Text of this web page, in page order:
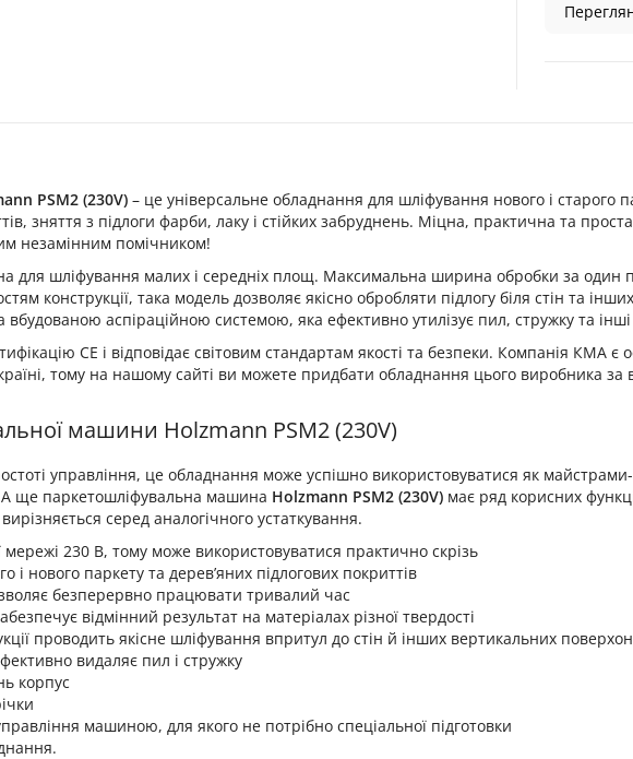
PSM2 (230V) – це універсальне обладнання для шліфування нового і старого
зняття з підлоги фарби, лаку і стійких забруднень. Міцна, практична та
незамінним помічником!
для шліфування малих і середніх площ. Максимальна ширина обробки за один
конструкції, така модель дозволяє якісно обробляти підлогу біля стін та інших
аспіраційною системою, яка ефективно утилізує пил, стружку та інші
CE і відповідає світовим стандартам якості та безпеки. Компанія КМА є
тому на нашому сайті ви можете придбати обладнання цього виробника за
машини Holzmann PSM2 (230V)
управління, це обладнання може успішно використовуватися як майстрами-
ще паркетошліфувальна машина Holzmann PSM2 (230V) має ряд корисних
серед аналогічного устаткування.
мережі 230 В, тому може використовуватися практично скрізь
і нового паркету та дерев’яних підлогових покриттів
безперервно працювати тривалий час
відмінний результат на матеріалах різної твердості
проводить якісне шліфування впритул до стін й інших вертикальних
видаляє пил і стружку
корпус
машиною, для якого не потрібно спеціальної підготовки